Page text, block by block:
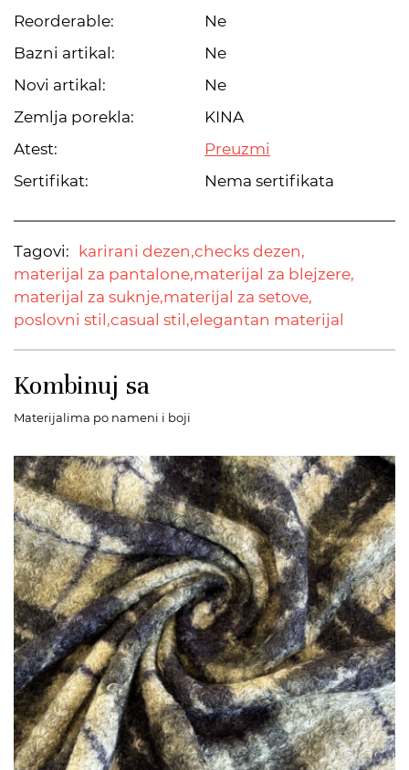
Reorderable:
Ne
Bazni artikal:
Ne
Novi artikal:
Ne
Zemlja porekla:
KINA
Atest:
Preuzmi
Sertifikat:
Nema sertifikata
Tagovi: karirani dezen,checks dezen,
materijal za pantalone,materijal za blejzere,
materijal za suknje,materijal za setove,
poslovni stil,casual stil,elegantan materijal
Kombinuj sa
Materijalima po nameni i boji